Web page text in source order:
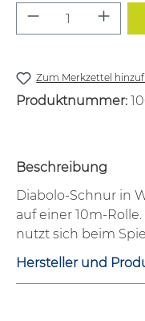
Produkt
Zum Merkzettel
Produktnummer:
Beschreibung
Diabolo-Schnur in
auf einer 10m-
nutzt sich beim
Hersteller und